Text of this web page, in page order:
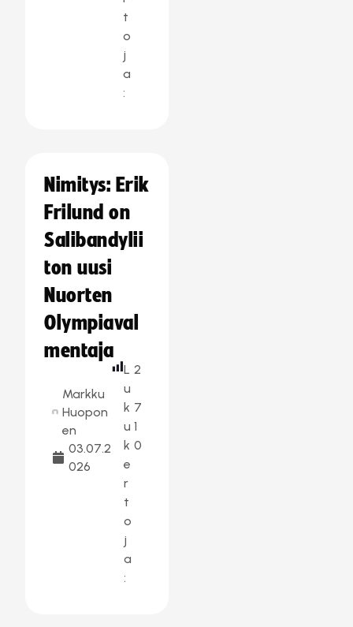
t
o
j
a
:
Nimitys: Erik
Frilund on
Salibandylii
ton uusi
Nuorten
Olympiaval
mentaja
Markku
Huopon
en
03.07.2
026
L
u
k
u
k
e
r
t
o
j
a
:
2
7
1
0